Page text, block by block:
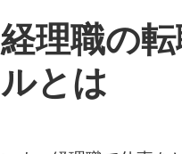
経理職の
ルとは